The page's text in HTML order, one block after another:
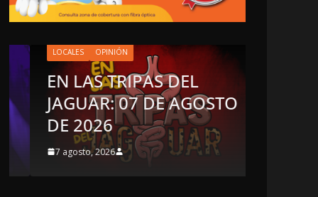
LOCALES OPINIÓN
EN LAS TRIPAS DEL
JAGUAR: 07 DE AGOSTO
DE 2026
7 agosto, 2026